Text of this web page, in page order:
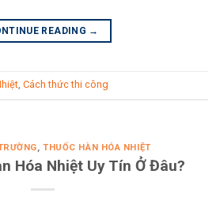
READING →
, Cách thức thi công
,THUỐC HÀN HÓA NHIỆT
Hóa Nhiệt Uy Tín Ở Đâu?